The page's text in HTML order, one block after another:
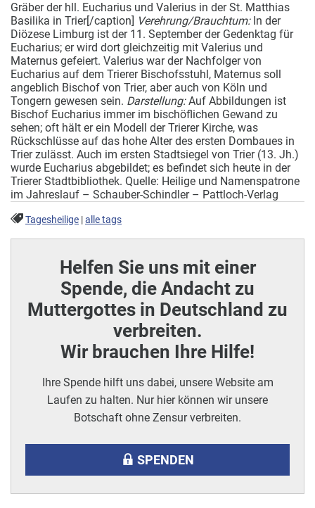
Gräber der hll. Eucharius und Valerius in der St. Matthias
Basilika in Trier[/caption] Verehrung/Brauchtum: In der
Diözese Limburg ist der 11. September der Gedenktag für
Eucharius; er wird dort gleichzeitig mit Valerius und
Maternus gefeiert. Valerius war der Nachfolger von
Eucharius auf dem Trierer Bischofsstuhl, Maternus soll
angeblich Bischof von Trier, aber auch von Köln und
Tongern gewesen sein. Darstellung:Auf Abbildungen ist
Bischof Eucharius immer im bischöflichen Gewand zu
sehen; oft hält er ein Modell der Trierer Kirche, was
Rückschlüsse auf das hohe Alter des ersten Dombaues in
Trier zulässt. Auch im ersten Stadtsiegel von Trier (13. Jh.)
wurde Eucharius abgebildet; es befindet sich heute in der
Trierer Stadtbibliothek. Quelle: Heilige und Namenspatrone
im Jahreslauf – Schauber-Schindler – Pattloch-Verlag
Tagesheilige |alle tags
Helfen Sie uns mit einer
Spende, die Andacht zu
Muttergottes in Deutschland zu
verbreiten.
Wir brauchen Ihre Hilfe!
Ihre Spende hilft uns dabei, unsere Website am
Laufen zu halten. Nur hier können wir unsere
Botschaft ohne Zensur verbreiten.
SPENDEN